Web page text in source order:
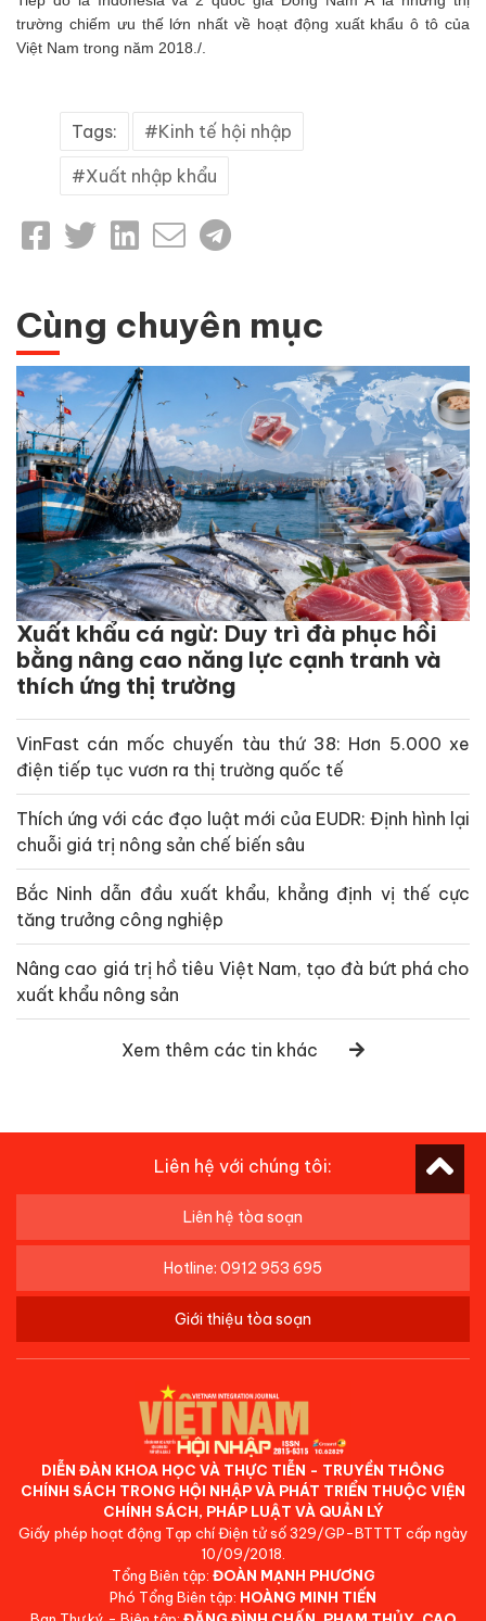
trường chiếm ưu thế lớn nhất về hoạt động xuất khẩu ô tô của
Việt Nam trong năm 2018./.
Tags: Kinh tế hội nhập
Xuất nhập khẩu
Cùng chuyên mục
Xuất khẩu cá ngừ: Duy trì đà phục hồi
bằng nâng cao năng lực cạnh tranh và
thích ứng thị trường
VinFast cán mốc chuyến tàu thứ 38: Hơn 5.000 xe
điện tiếp tục vươn ra thị trường quốc tế
Thích ứng với các đạo luật mới của EUDR: Định hình lại
chuỗi giá trị nông sản chế biến sâu
Bắc Ninh dẫn đầu xuất khẩu, khẳng định vị thế cực
tăng trưởng công nghiệp
Nâng cao giá trị hồ tiêu Việt Nam, tạo đà bứt phá cho
xuất khẩu nông sản
Xem thêm các tin khác
Liên hệ với chúng tôi:
Liên hệ tòa soạn
Hotline: 0912 953 695
Giới thiệu tòa soạn
DIỄN ĐÀN KHOA HỌC VÀ THỰC TIỄN - TRUYỀN THÔNG
CHÍNH SÁCH TRONG HỘI NHẬP VÀ PHÁT TRIỂN THUỘC VIỆN
CHÍNH SÁCH, PHÁP LUẬT VÀ QUẢN LÝ
Giấy phép hoạt động Tạp chí Điện tử số 329/GP-BTTTT cấp ngày
10/09/2018.
Tổng Biên tập: ĐOÀN MẠNH PHƯƠNG
Phó Tổng Biên tập: HOÀNG MINH TIẾN